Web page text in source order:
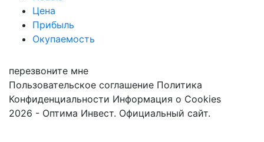
Цена
Прибыль
Окупаемость
перезвоните мне
Пользовательское соглашение Политика
Конфиденциальности Информация о Cookies
2026 - Оптима Инвест. Официальный сайт.